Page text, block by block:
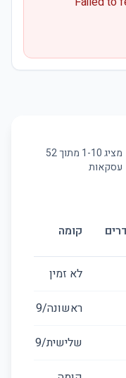
מציג 1-10 מתוך52
עסקאות
קומה
לא זמין
ראשונה/9
שלישית/9